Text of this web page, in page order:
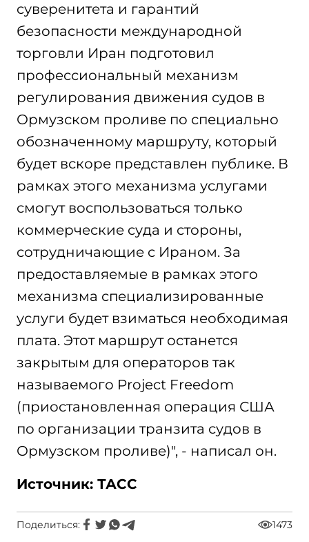
суверенитета и гарантий
безопасности международной
торговли Иран подготовил
профессиональный механизм
регулирования движения судов в
Ормузском проливе по специально
обозначенному маршруту, который
будет вскоре представлен публике. В
рамках этого механизма услугами
смогут воспользоваться только
коммерческие суда и стороны,
сотрудничающие с Ираном. За
предоставляемые в рамках этого
механизма специализированные
услуги будет взиматься необходимая
плата. Этот маршрут останется
закрытым для операторов так
называемого Project Freedom
(приостановленная операция США
по организации транзита судов в
Ормузском проливе)", - написал он.
Источник: ТАСС
Поделиться: 1473